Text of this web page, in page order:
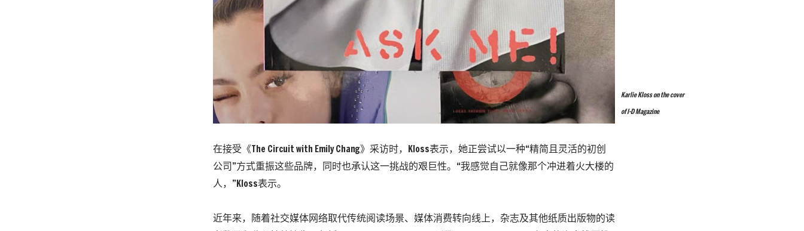
Karlie Kloss on the cover
of I-D Magazine
在接受《The Circuit with Emily Chang》采访时，Kloss表示，她正尝试以一种“精简且灵活的初创
公司”方式重振这些品牌，同时也承认这一挑战的艰巨性。 “我感觉自己就像那个冲进着火大楼的
人，”Kloss表示。
近年来，随着社交媒体网络取代传统阅读场景、媒体消费转向线上，杂志及其他纸质出版物的读